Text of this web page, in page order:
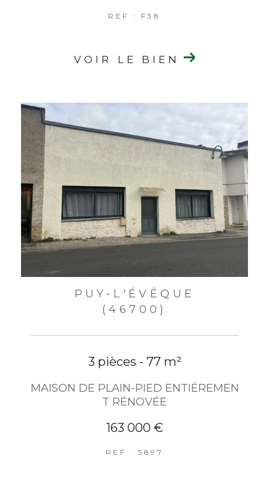
REF : F38
VOIR LE BIEN
PUY-L'ÉVÊQUE
(46700)
3 pièces - 77 m²
MAISON DE PLAIN-PIED ENTIÉREMEN
T RÉNOVÉE
163 000 €
REF : 5897